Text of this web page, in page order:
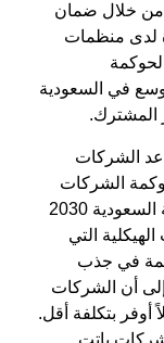
من خلال ضمان
لدى منظمات
في السعودية
المشترك.
الشركات
الشركات
2030
التي
في جذب
إلى أن الشركات
بتكلفة أقل.
باتت